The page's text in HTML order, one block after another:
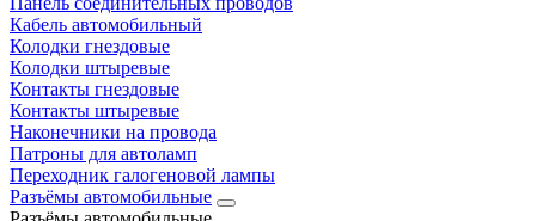
Кабель автомобильный
Колодки гнездовые
Колодки штыревые
Контакты гнездовые
Контакты штыревые
Наконечники на провода
Патроны для автоламп
Переходник галогеновой лампы
Разъёмы автомобильные